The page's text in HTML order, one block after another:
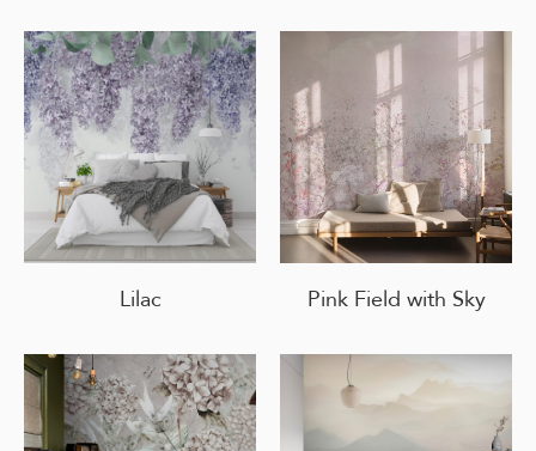
Lilac Pink Field with Sky